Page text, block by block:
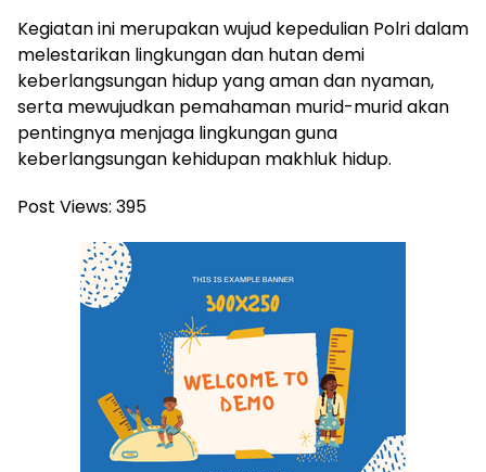
Kegiatan ini merupakan wujud kepedulian Polri dalam
melestarikan lingkungan dan hutan demi
keberlangsungan hidup yang aman dan nyaman,
serta mewujudkan pemahaman murid-murid akan
pentingnya menjaga lingkungan guna
keberlangsungan kehidupan makhluk hidup.
Post Views: 395